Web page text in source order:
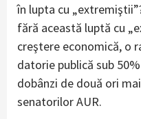
în lupta cu
fără această luptă cu
creştere economică, o
datorie publică sub
dobânzi de două ori
senatorilor AUR.